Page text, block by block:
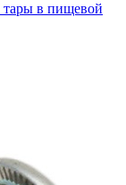
тары в пищевой